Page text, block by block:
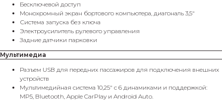
Бесключевой доступ
Монохромный экран бортового компьютера, диагональ 3,5"
Система запуска без ключа
Электроусилитель рулевого управления
Задние датчики парковки
Мультимедиа
Разъем USB для передних пассажиров для подключения внешних
устройств
Мультимедийная система 10,25" с 6 динамиками и поддержкой:
MP5, Bluetooth, Apple CarPlay и Android Auto.